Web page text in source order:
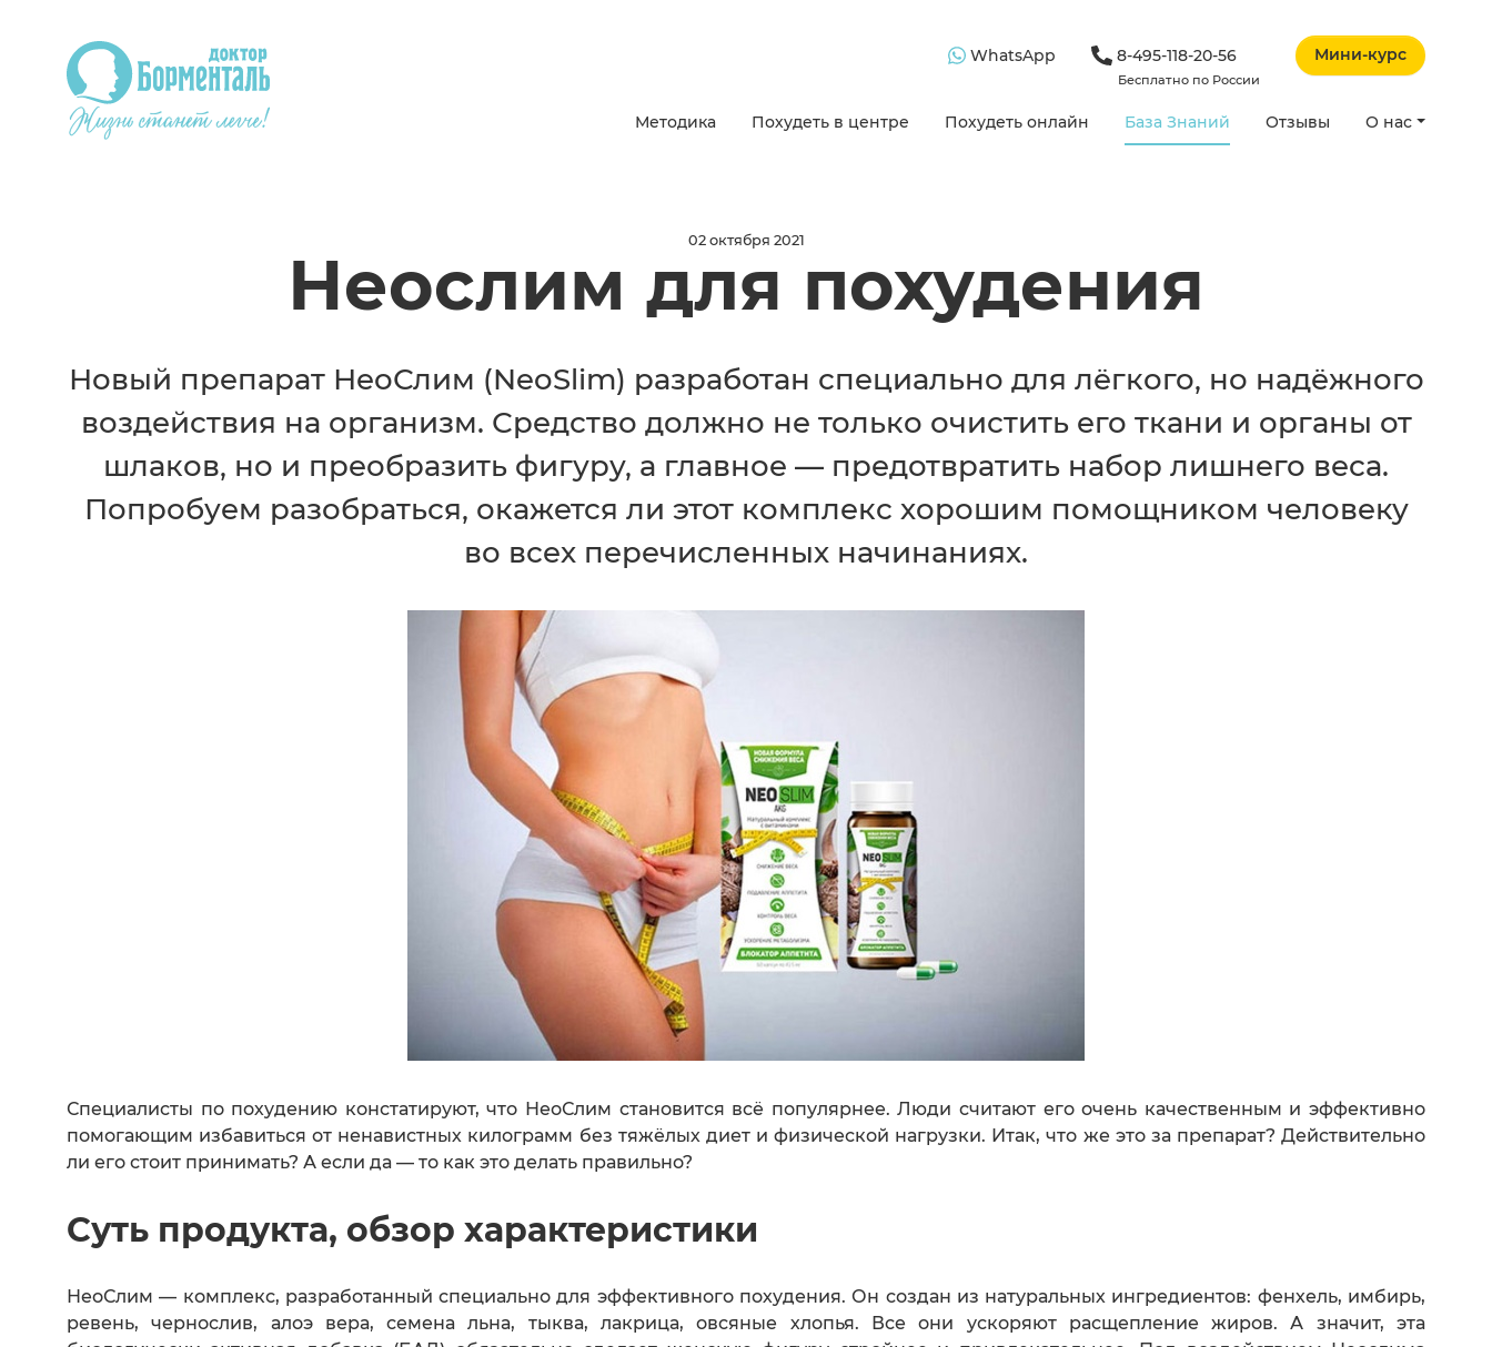
WhatsApp 8-495-118-20-56
Бесплатно по России
Мини-курс
Методика Похудеть в центре Похудеть онлайн База Знаний Отзывы О нас
02 октября 2021
Неослим для похудения
Новый препарат НеоСлим (NeoSlim) разработан специально для лёгкого, но надёжного
воздействия на организм. Средство должно не только очистить его ткани и органы от
шлаков, но и преобразить фигуру, а главное — предотвратить набор лишнего веса.
Попробуем разобраться, окажется ли этот комплекс хорошим помощником человеку
во всех перечисленных начинаниях.
Специалисты по похудению констатируют, что НеоСлим становится всё популярнее. Люди считают его очень качественным и эффективно
помогающим избавиться от ненавистных килограмм без тяжёлых диет и физической нагрузки. Итак, что же это за препарат? Действительно
ли его стоит принимать? А если да — то как это делать правильно?
Суть продукта, обзор характеристики
НеоСлим — комплекс, разработанный специально для эффективного похудения. Он создан из натуральных ингредиентов: фенхель, имбирь,
ревень, чернослив, алоэ вера, семена льна, тыква, лакрица, овсяные хлопья. Все они ускоряют расщепление жиров. А значит, эта